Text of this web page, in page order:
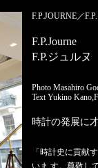
F.P.JOURNE／
F.P.Journe
F.P.ジュルヌ
Photo Masahiro
Text Yukino
時計の発展に
「時計史に貢献
いま す。尊敬し